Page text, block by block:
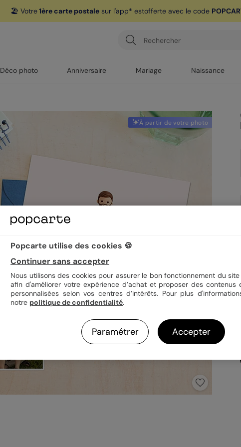
🏖️ Votre1ère carte postalesur l'app* estofferte avec le code
Déco photo Anniversaire Mariage Naissance
À partir de votre photo
Popcarte utilise des cookies 🍪
Continuer sans accepter
Nous utilisons des cookies pour assurer le bon fonctionnement du
afin d'améliorer votre expérience d’achat et proposer des contenus
personnalisées selon vos centres d’intérêts. Pour plus
notre politique de confidentialité.
Paramétrer Accepter